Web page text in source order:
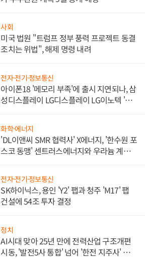
사회
미국 법원 "트럼프 정부 풍력 프로젝트 동결
조치는 위법", 해제 명령 내려
전자·전기·정보통신
아이폰18 '메모리 부족'에 출시 지연되나, 삼
성디스플레이 LG디스플레이 LG이노텍 '탈
화학·에너지
'DL이앤씨 SMR 협력사' X에너지, '한수원 포
스코 동맹' 센트러스에너지와 우라늄 계약
전자·전기·정보통신
SK하이닉스, 용인 'Y2' 팹과 청주 'M17' 팹
건설에 54조 투자 결정
정치
AI시대 맞아 25년 만에 전력산업 구조개편
시동, '발전5사 통합' 넘어 '한전 지주사' 재편